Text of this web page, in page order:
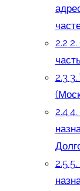
2.2 2.
2.33.
2.44.
2.55.